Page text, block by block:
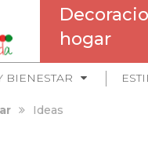
hogar
BIENESTAR
Ideas